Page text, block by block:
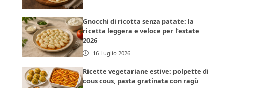
Gnocchi di ricotta senza patate: la
ricetta leggera e veloce per l’estate
2026
16 Luglio 2026
Ricette vegetariane estive: polpette di
cous cous, pasta gratinata con ragù